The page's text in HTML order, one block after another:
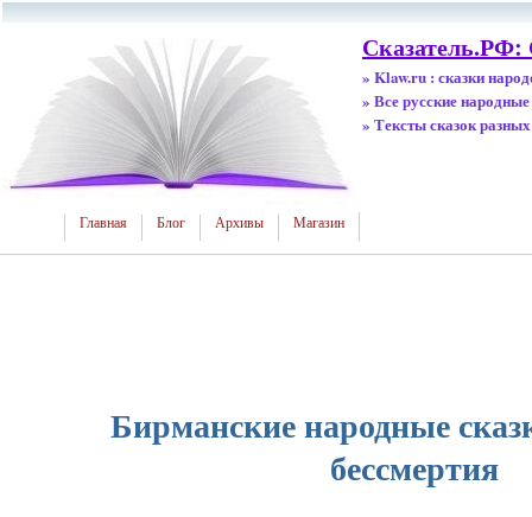
Сказатель.РФ:
» Klaw.ru : сказки
» Все русские народные
» Тексты сказок
Главная Блог Архивы Магазин
Бирманские народные
бессмертия